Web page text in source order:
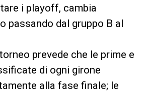
i playoff, cambia
passando dal gruppo B al
prevede che le prime e
di ogni girone
alla fase finale; le